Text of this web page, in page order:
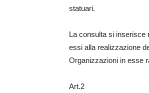
statuari.
La consulta si inserisce
essi alla realizzazione
Organizzazioni in esse
Art.2